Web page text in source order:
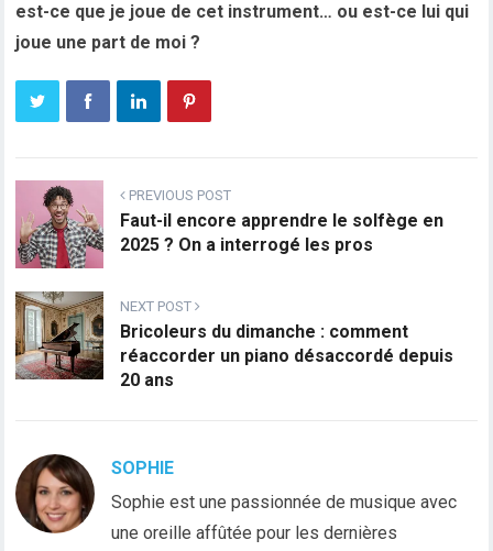
est-ce que je joue de cet instrument… ou est-ce lui qui
joue une part de moi ?
PREVIOUS POST
Faut-il encore apprendre le solfège en
2025 ? On a interrogé les pros
NEXT POST
Bricoleurs du dimanche : comment
réaccorder un piano désaccordé depuis
20 ans
SOPHIE
Sophie est une passionnée de musique avec
une oreille affûtée pour les dernières